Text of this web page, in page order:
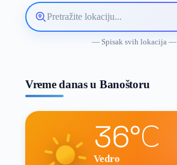
Pretražite
lokaciju
— Spisak svih lokacija —
Vreme danas u Banoštoru
36°C
Vedro